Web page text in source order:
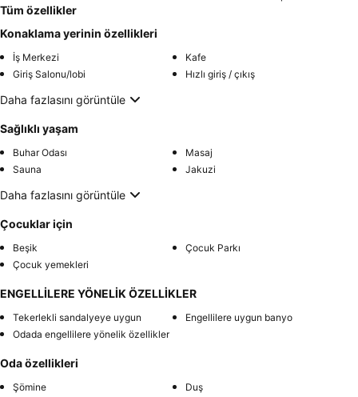
Tüm özellikler
Konaklama yerinin özellikleri
İş Merkezi
Kafe
Giriş Salonu/lobi
Hızlı giriş / çıkış
Daha fazlasını görüntüle
Sağlıklı yaşam
Buhar Odası
Masaj
Sauna
Jakuzi
Daha fazlasını görüntüle
Çocuklar için
Beşik
Çocuk Parkı
Çocuk yemekleri
ENGELLİLERE YÖNELİK ÖZELLİKLER
Tekerlekli sandalyeye uygun
Engellilere uygun banyo
Odada engellilere yönelik özellikler
Oda özellikleri
Şömine
Duş